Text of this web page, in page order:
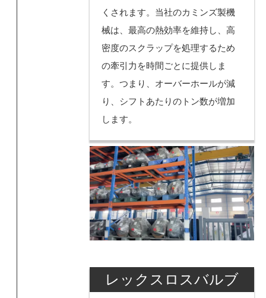
くされます。当社のカミンズ製機
械は、最高の熱効率を維持し、高
密度のスクラップを処理するため
の牽引力を時間ごとに提供しま
す。つまり、オーバーホールが減
り、シフトあたりのトン数が増加
します。
レックスロスバルブ